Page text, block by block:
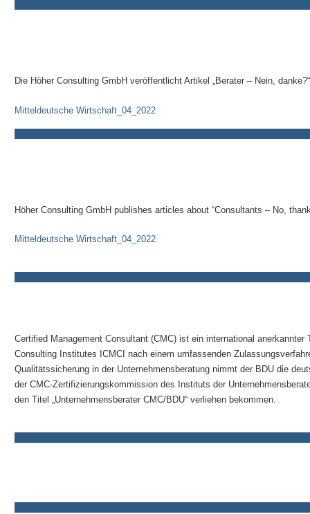
Die Höher Consulting GmbH veröffentlicht Artikel „Berater – Nein,
Mitteldeutsche Wirtschaft_04_2022
Höher Consulting GmbH publishes articles about “Consultants – No,
Mitteldeutsche Wirtschaft_04_2022
Certified Management Consultant (CMC) ist ein international
Consulting Institutes ICMCI nach einem umfassenden
Qualitätssicherung in der Unternehmensberatung nimmt der BDU die
der CMC-Zertifizierungskommission des Instituts der
den Titel „Unternehmensberater CMC/BDU“ verliehen bekommen.